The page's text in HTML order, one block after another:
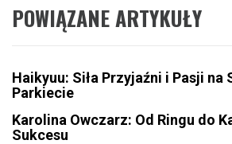
POWIĄZANE ARTYKUŁY
Haikyuu: Siła Przyjaźni i Pasji na
Parkiecie
Karolina Owczarz: Od Ringu do
Sukcesu